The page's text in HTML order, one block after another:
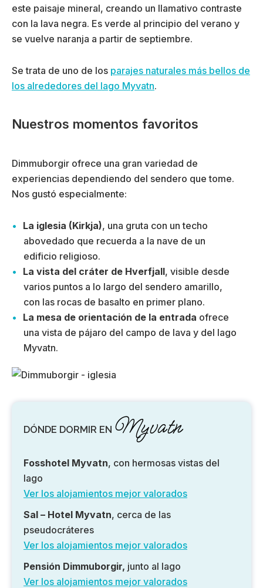
este paisaje mineral, creando un llamativo contraste
con la lava negra. Es verde al principio del verano y
se vuelve naranja a partir de septiembre.
Se trata de uno de los parajes naturales más bellos de
los alrededores del lago Myvatn.
Nuestros momentos favoritos
Dimmuborgir ofrece una gran variedad de
experiencias dependiendo del sendero que tome.
Nos gustó especialmente:
La iglesia (Kirkja), una gruta con un techo
abovedado que recuerda a la nave de un
edificio religioso.
La vista del cráter de Hverfjall, visible desde
varios puntos a lo largo del sendero amarillo,
con las rocas de basalto en primer plano.
La mesa de orientación de la entrada ofrece
una vista de pájaro del campo de lava y del lago
Myvatn.
DÓNDE DORMIR EN Myvatn
Fosshotel Myvatn, con hermosas vistas del
lago
Ver los alojamientos mejor valorados
Sal – Hotel Myvatn, cerca de las
pseudocráteres
Ver los alojamientos mejor valorados
Pensión Dimmuborgir, junto al lago
Ver los alojamientos mejor valorados